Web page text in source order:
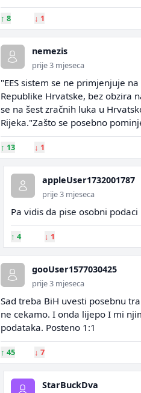
↑ 8 ↓ 1
nemezis
prije 3 mjeseca
"EES sistem se ne primjenjuje
Republike Hrvatske, bez obzira
se na šest zračnih luka u
Rijeka."Zašto se posebno
↑ 13 ↓ 1
appleUser1732001787
prije 3 mjeseca
Pa vidis da pise osobni
↑ 4 ↓ 1
gooUser1577030425
prije 3 mjeseca
Sad treba BiH uvesti posebnu
ne cekamo. I onda lijepo I mi
podataka. Posteno 1:1
↑ 45 ↓ 7
StarBuckDva